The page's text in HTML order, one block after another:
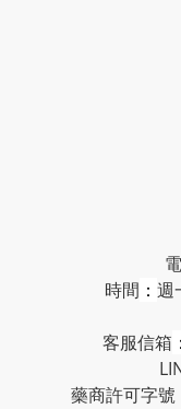
時間 ： 週
客服信箱 ：
藥商許可字